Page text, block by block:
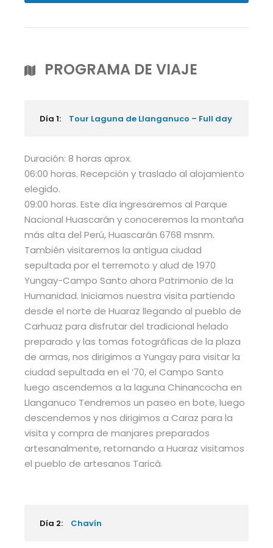
PROGRAMA DE VIAJE
Día 1: Tour Laguna de Llanganuco – Full day
Duración: 8 horas aprox.
06:00 horas. Recepción y traslado al alojamiento
elegido.
09:00 horas. Este día ingresaremos al Parque
Nacional Huascarán y conoceremos la montaña
más alta del Perú, Huascarán 6768 msnm.
También visitaremos la antigua ciudad
sepultada por el terremoto y alud de 1970
Yungay-Campo Santo ahora Patrimonio de la
Humanidad. Iniciamos nuestra visita partiendo
desde el norte de Huaraz llegando al pueblo de
Carhuaz para disfrutar del tradicional helado
preparado y las tomas fotográficas de la plaza
de armas, nos dirigimos a Yungay para visitar la
ciudad sepultada en el ’70, el Campo Santo
luego ascendemos a la laguna Chinancocha en
Llanganuco Tendremos un paseo en bote, luego
descendemos y nos dirigimos a Caraz para la
visita y compra de manjares preparados
artesanalmente, retornando a Huaraz visitamos
el pueblo de artesanos Taricá.
Día 2: Chavín